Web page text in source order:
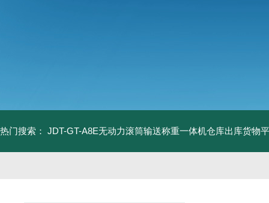
热门搜索： JDT-GT-A8E无动力滚筒输送称重一体机仓库出库货物